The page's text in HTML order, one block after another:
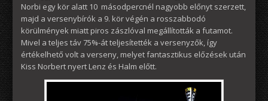
Norbi egy kör alatt 10 másodpercnél nagyobb előnyt szerzett,
majd a versenybírók a 9. kör végén a rosszabbodó
körülmények miatt piros zászlóval megállították a futamot.
Mivel a teljes táv 75%-át teljesítették a versenyzők, így
értékelhető volt a verseny, melyet fantasztikus előzések után
Kiss Norbert nyert Lenz és Halm előtt.